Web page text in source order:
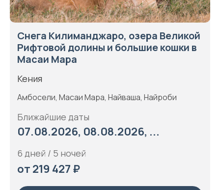
Снега Килиманджаро, озера Великой
Рифтовой долины и большие кошки в
Масаи Мара
Кения
Амбосели, Масаи Мара, Найваша, Найроби
Ближайшие даты
07.08.2026, 08.08.2026, ...
6 дней / 5 ночей
от 219 427 ₽